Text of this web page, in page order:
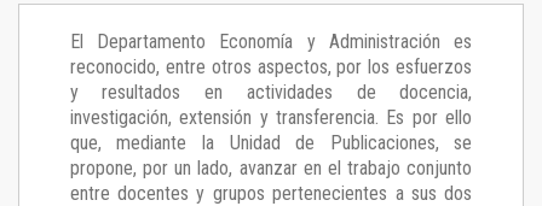
El Departamento Economía y Administración es
reconocido, entre otros aspectos, por los esfuerzos
y resultados en actividades de docencia,
investigación, extensión y transferencia. Es por ello
que, mediante la Unidad de Publicaciones, se
propone, por un lado, avanzar en el trabajo conjunto
entre docentes y grupos pertenecientes a sus dos